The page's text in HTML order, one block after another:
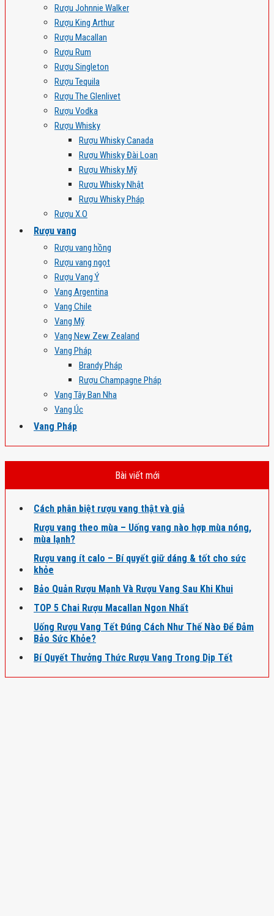
Rượu Johnnie Walker
Rượu King Arthur
Rượu Macallan
Rượu Rum
Rượu Singleton
Rượu Tequila
Rượu The Glenlivet
Rượu Vodka
Rượu Whisky
Rượu Whisky Canada
Rượu Whisky Đài Loan
Rượu Whisky Mỹ
Rượu Whisky Nhật
Rượu Whisky Pháp
Rượu X.O
Rượu vang
Rượu vang hồng
Rượu vang ngọt
Rượu Vang Ý
Vang Argentina
Vang Chile
Vang Mỹ
Vang New Zew Zealand
Vang Pháp
Brandy Pháp
Rượu Champagne Pháp
Vang Tây Ban Nha
Vang Úc
Vang Pháp
Bài viết mới
Cách phân biệt rượu vang thật và giả
Rượu vang theo mùa – Uống vang nào hợp mùa nóng,
mùa lạnh?
Rượu vang ít calo – Bí quyết giữ dáng & tốt cho sức
khỏe
Bảo Quản Rượu Mạnh Và Rượu Vang Sau Khi Khui
TOP 5 Chai Rượu Macallan Ngon Nhất
Uống Rượu Vang Tết Đúng Cách Như Thế Nào Để Đảm
Bảo Sức Khỏe?
Bí Quyết Thưởng Thức Rượu Vang Trong Dịp Tết